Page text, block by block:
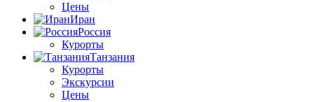
Цены
Иран
Россия
Курорты
Танзания
Курорты
Экскурсии
Цены